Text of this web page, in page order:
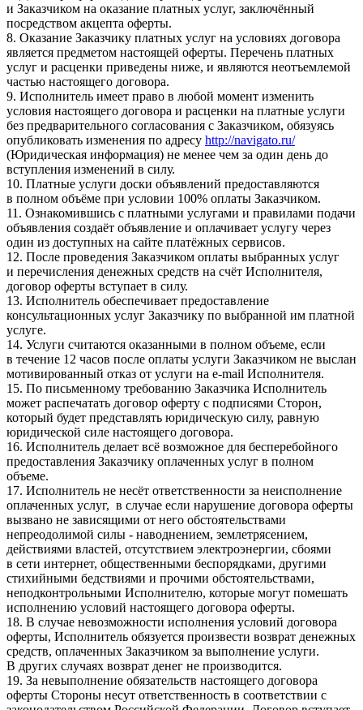
и Заказчиком на оказание платных услуг, заключённый
посредством акцепта оферты.
8. Оказание Заказчику платных услуг на условиях договора
является предметом настоящей оферты. Перечень платных
услуг и расценки приведены ниже, и являются неотъемлемой
частью настоящего договора.
9. Исполнитель имеет право в любой момент изменить
условия настоящего договора и расценки на платные услуги
без предварительного согласования с Заказчиком, обязуясь
опубликовать изменения по адресу http://navigato.ru/
(Юридическая информация) не менее чем за один день до
вступления изменений в силу.
10. Платные услуги доски объявлений предоставляются
в полном объёме при условии 100% оплаты Заказчиком.
11. Ознакомившись с платными услугами и правилами подачи
объявления создаёт объявление и оплачивает услугу через
один из доступных на сайте платёжных сервисов.
12. После проведения Заказчиком оплаты выбранных услуг
и перечисления денежных средств на счёт Исполнителя,
договор оферты вступает в силу.
13. Исполнитель обеспечивает предоставление
консультационных услуг Заказчику по выбранной им платной
услуге.
14. Услуги считаются оказанными в полном объеме, если
в течение 12 часов после оплаты услуги Заказчиком не выслан
мотивированный отказ от услуги на e-mail Исполнителя.
15. По письменному требованию Заказчика Исполнитель
может распечатать договор оферту с подписями Сторон,
который будет представлять юридическую силу, равную
юридической силе настоящего договора.
16. Исполнитель делает всё возможное для бесперебойного
предоставления Заказчику оплаченных услуг в полном
объеме.
17. Исполнитель не несёт ответственности за неисполнение
оплаченных услуг, в случае если нарушение договора оферты
вызвано не зависящими от него обстоятельствами
непреодолимой силы - наводнением, землетрясением,
действиями властей, отсутствием электроэнергии, сбоями
в сети интернет, общественными беспорядками, другими
стихийными бедствиями и прочими обстоятельствами,
неподконтрольными Исполнителю, которые могут помешать
исполнению условий настоящего договора оферты.
18. В случае невозможности исполнения условий договора
оферты, Исполнитель обязуется произвести возврат денежных
средств, оплаченных Заказчиком за выполнение услуги.
В других случаях возврат денег не производится.
19. За невыполнение обязательств настоящего договора
оферты Стороны несут ответственность в соответствии с